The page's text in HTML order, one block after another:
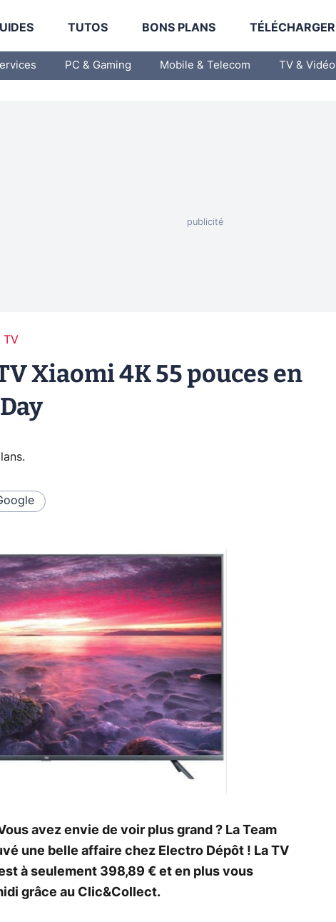
TUTOS BONS PLANS TÉLÉCHARGER
PC & Gaming Mobile & Telecom TV & Vidéo
TV
Xiaomi 4K 55 pouces en
.
avez envie de voir plus grand ? La Team
une belle affaire chez Electro Dépôt ! La TV
à seulement 398,89 € et en plus vous
grâce au Clic&Collect.